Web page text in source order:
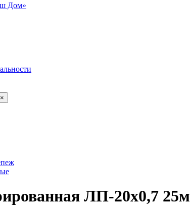
Дом»
×
ЛП-20х0,7 25м